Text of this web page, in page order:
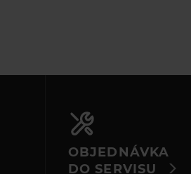
OBJEDNÁVKA
DO SERVISU